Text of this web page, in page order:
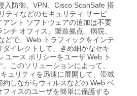
入防御、 VPN Cisco ScanSafe 搭
ティなどのセキュリティ サービ
アント ソフトウェアの追加は不要
ンチ オフィス、製造拠点、病院、
どで、 Web
トラフィックをインテ
ダイレクトして、きめ細かなセキ
ユース ポリシーをユーザ Web
ト
このソリューションによって、
ュリティを迅速に展開して、帯域
しながらウィルスなどの Web ベ
ィスのユーザを簡単に保護する